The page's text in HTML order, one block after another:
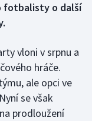
fotbalisty o další
vloni v srpnu a
hráče.
ale opci ve
se však
prodloužení